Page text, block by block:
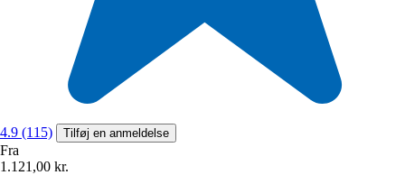
4.9 (115) Tilføj en anmeldelse
Fra
1.121,00 kr.